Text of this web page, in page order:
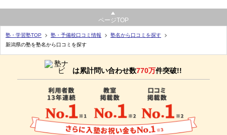
ページTOP
塾・学習塾TOP 塾・予備校口コミ情報
塾名から口コミを探す
新潟県の塾を塾名から口コミを探す
は累計問い合わせ数770万件突破!!